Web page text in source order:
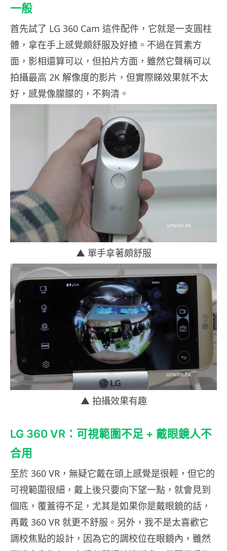
一般
首先試了 LG 360 Cam 這件配件，它就是一支圓柱
體，拿在手上感覺頗舒服及好揸。不過在質素方
面，影相還算可以，但拍片方面，雖然它聲稱可以
拍攝最高 2K 解像度的影片，但實際睇效果就不太
好，感覺像朦朦的，不夠清。
▲ 單手拿著頗舒服
▲ 拍攝效果有趣
LG 360 VR：可視範圍不足 + 戴眼鏡人不
合用
至於 360 VR，無疑它戴在頭上感覺是很輕，但它的
可視範圍很細，戴上後只要向下望一點，就會見到
個底，覆蓋得不足，尤其是如果你是戴眼鏡的話，
再戴 360 VR 就更不舒服。另外，我不是太喜歡它
調校焦點的設計，因為它的調校位在眼鏡內，雖然